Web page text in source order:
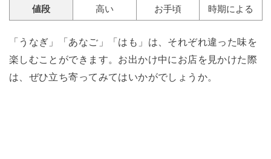
値段 高い お手頃 時期による
「うなぎ」「あなご」「はも」は、それぞれ違った味を
楽しむことができます。お出かけ中にお店を見かけた際
は、ぜひ立ち寄ってみてはいかがでしょうか。